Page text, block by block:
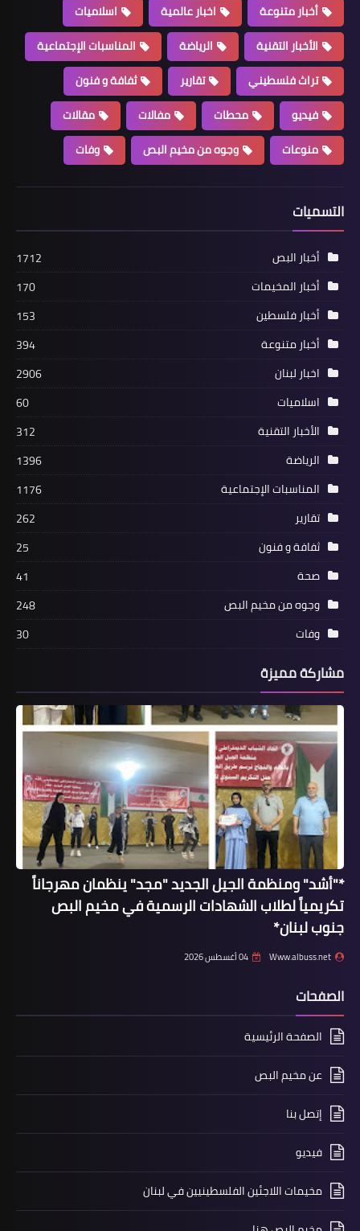
أخبار البص
اليوم موعد عودة الكهرباء الى مخيم
البص
مقالات
ترامب يؤجج معركة القدس ويشعل نار
الكراهية بقلم د. مصطفى يوسف اللداوي
*احرقوا ورق الغار في منزلكم لهذه
الأسباب !*
أخبار المخيمات
يعقوب في اللقاء الدوري للملتقى الأدبي
الثقافي الفلسطيني: خطة أمريكية
صهيونية لاستهداف القدس كمقدمة
لتصفية قضية فلسطين
منوعات
* علماء فلسطين في لبنان مؤتمرا بعنوان
القدس تناديكم فهل من مجيب؟*
أخبار متنوعة
اخبار عالمية
اسلاميات
الأخبار التقنية
الرياضة
المناسبات الإجتماعية
تراث فلسطيني
تقارير
ثفافة و فنون
فيديو
محطات مفالات
مقالات
منوعات
وجوه من مخيم البص وفات
التسميات
أخبار البص
1712
أخبار المخيمات
170
أخبار فلسطين
153
أخبار متنوعة
394
اخبار لبنان
2906
اسلاميات
60
الأخبار التقنية
312
الرياضة
1396
المناسبات الإجتماعية
1176
تقارير
262
ثفافة و فنون
25
صحة
41
وجوه من مخيم البص
248
وفات
30
مشاركة مميزة
*"أشد" ومنظمة الجيل الجديد "مجد" ينظمان مهرجاناً
تكريمياً لطلاب الشهادات الرسمية في مخيم البص
جنوب لبنان*
Www.albuss.net 04 أغسطس 2026
الصفحات
الصفحة الرئيسية
عن مخيم البص
إتصل بنا
فيديو
مخيمات اللاجئين الفلسطينيين في لبنان